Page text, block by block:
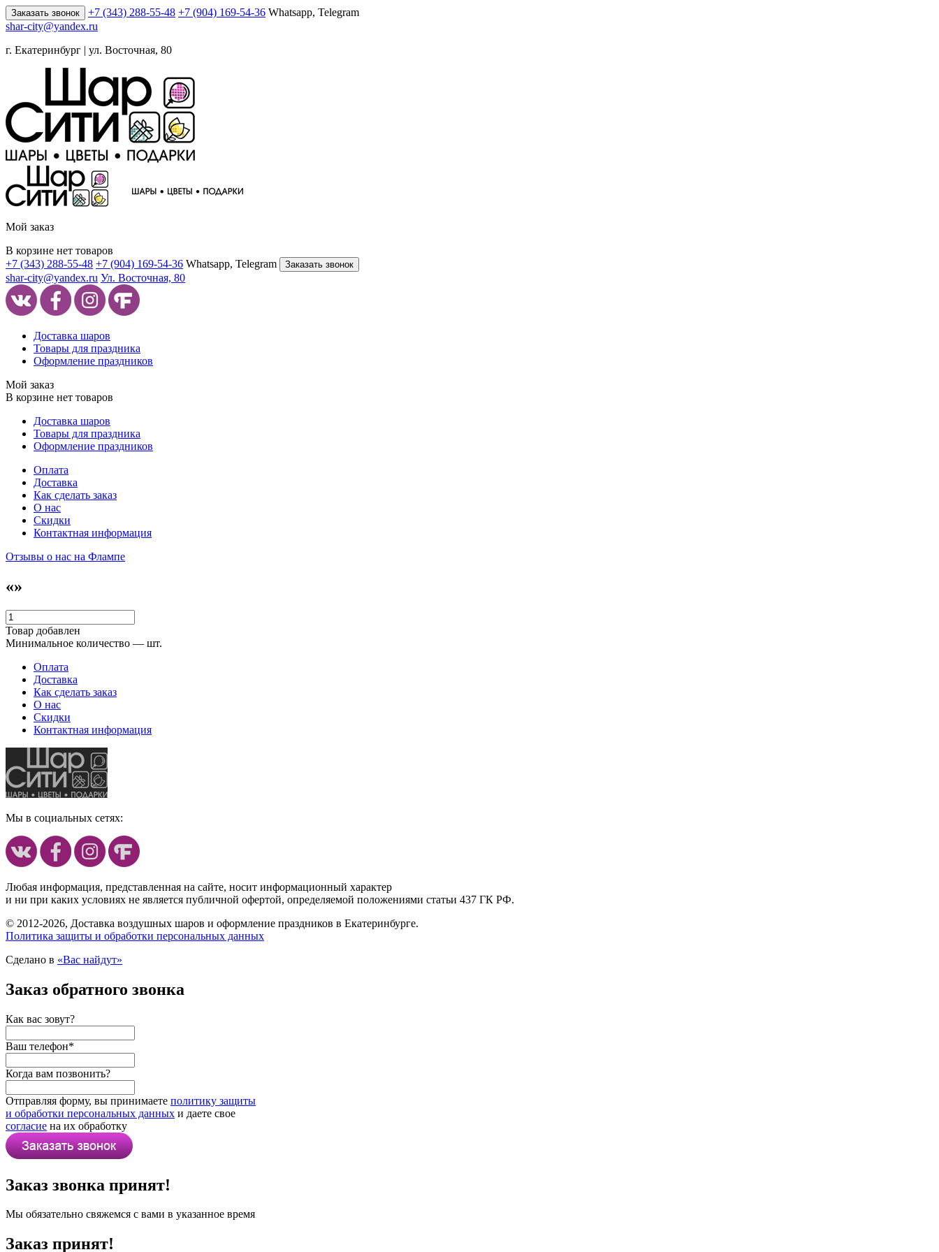
Заказать звонок +7 (343) 288-55-48 +7 (904) 169-54-36 Whatsapp, Telegram
shar-city@yandex.ru
г. Екатеринбург | ул. Восточная, 80
Мой заказ
В корзине нет товаров
+7 (343) 288-55-48 +7 (904) 169-54-36 Whatsapp, Telegram Заказать звонок
shar-city@yandex.ru Ул. Восточная, 80
Доставка шаров
Товары для праздника
Оформление праздников
Мой заказ
В корзине нет товаров
Доставка шаров
Товары для праздника
Оформление праздников
Оплата
Доставка
Как сделать заказ
О нас
Скидки
Контактная информация
Отзывы о нас на Флампе
«»
Товар добавлен
Минимальное количество — шт.
Оплата
Доставка
Как сделать заказ
О нас
Скидки
Контактная информация
Мы в социальных сетях:
Любая информация, представленная на сайте, носит информационный характер
и ни при каких условиях не является публичной офертой, определяемой положениями статьи 437 ГК РФ.
© 2012-2026, Доставка воздушных шаров и оформление праздников в Екатеринбурге.
Политика защиты и обработки персональных данных
Сделано в «Вас найдут»
Заказ обратного звонка
Как вас зовут?
Ваш телефон*
Когда вам позвонить?
Отправляя форму, вы принимаете политику защиты
и обработки персональных данных и даете свое
согласие на их обработку
Заказ звонка принят!
Мы обязательно свяжемся с вами в указанное время
Заказ принят!